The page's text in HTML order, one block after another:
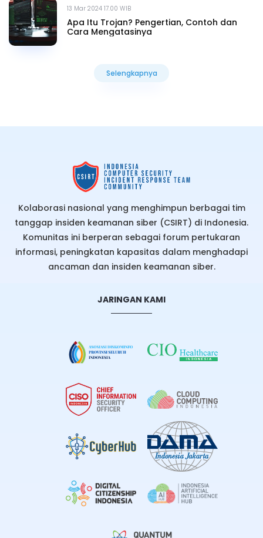
13 Mar 2024 17.00 WIB
Apa Itu Trojan? Pengertian, Contoh dan
Cara Mengatasinya
Selengkapnya
Kolaborasi nasional yang menghimpun berbagai tim
tanggap insiden keamanan siber (CSIRT) di Indonesia.
Komunitas ini berperan sebagai forum pertukaran
informasi, peningkatan kapasitas dalam menghadapi
ancaman dan insiden keamanan siber.
JARINGAN KAMI